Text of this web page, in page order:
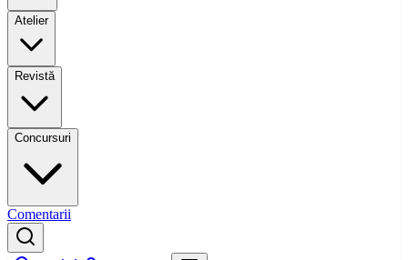
Atelier
Revistă
Concursuri
Comentarii